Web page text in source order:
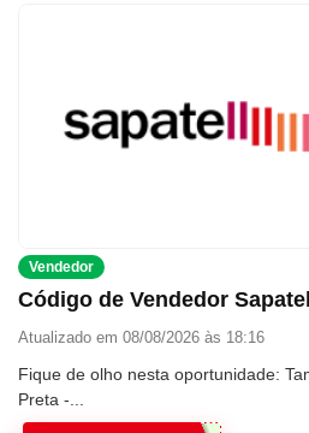
Vendedor
Código de Vendedor
Atualizado em 08/08/2026 às 18:16
Fique de olho nesta oportunidade:
Preta -...